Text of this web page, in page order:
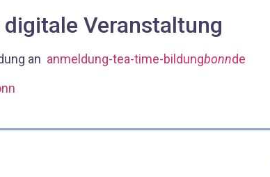
Veranstaltung
an anmeldung-tea-time-bildungbonnde